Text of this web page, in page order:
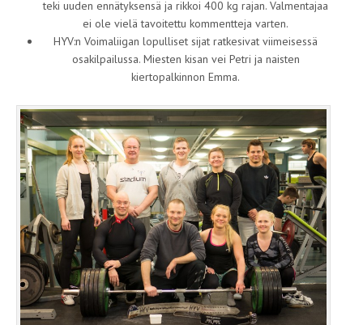
teki uuden ennätyksensä ja rikkoi 400 kg rajan. Valmentajaa
ei ole vielä tavoitettu kommentteja varten.
HYV:n Voimaliigan lopulliset sijat ratkesivat viimeisessä
osakilpailussa. Miesten kisan vei Petri ja naisten
kiertopalkinnon Emma.